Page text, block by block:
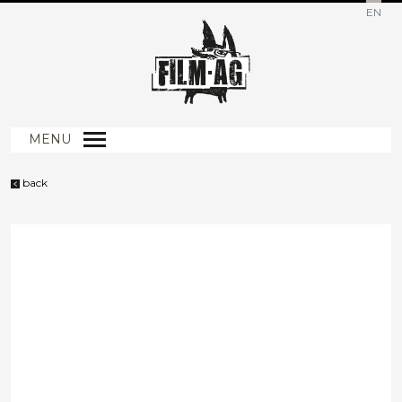
EN
MENU
back